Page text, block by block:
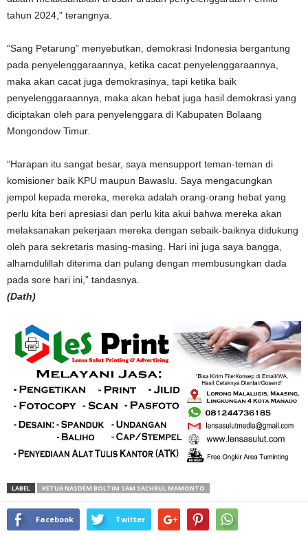
tahun 2024,” terangnya.
“Sang Petarung” menyebutkan, demokrasi Indonesia bergantung
pada penyelenggaraannya, ketika cacat penyelenggaraannya,
maka akan cacat juga demokrasinya, tapi ketika baik
penyelenggaraannya, maka akan hebat juga hasil demokrasi yang
diciptakan oleh para penyelenggara di Kabupaten Bolaang
Mongondow Timur.
“Harapan itu sangat besar, saya mensupport teman-teman di
komisioner baik KPU maupun Bawaslu. Saya mengacungkan
jempol kepada mereka, mereka adalah orang-orang hebat yang
perlu kita beri apresiasi dan perlu kita akui bahwa mereka akan
melaksanakan pekerjaan mereka dengan sebaik-baiknya didukung
oleh para sekretaris masing-masing. Hari ini juga saya bangga,
alhamdulillah diterima dan pulang dengan membusungkan dada
pada sore hari ini,” tandasnya.
(Dath)
LABEL KETUA NASDEM BOLTIM SAM SACHRUL MAMONTO
Facebook Twitter